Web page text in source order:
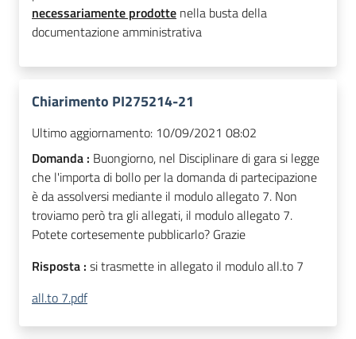
necessariamente prodotte nella busta della
documentazione amministrativa
Chiarimento PI275214-21
Ultimo aggiornamento: 10/09/2021 08:02
Domanda : Buongiorno, nel Disciplinare di gara si legge
che l'importa di bollo per la domanda di partecipazione
è da assolversi mediante il modulo allegato 7. Non
troviamo però tra gli allegati, il modulo allegato 7.
Potete cortesemente pubblicarlo? Grazie
Risposta : si trasmette in allegato il modulo all.to 7
all.to 7.pdf